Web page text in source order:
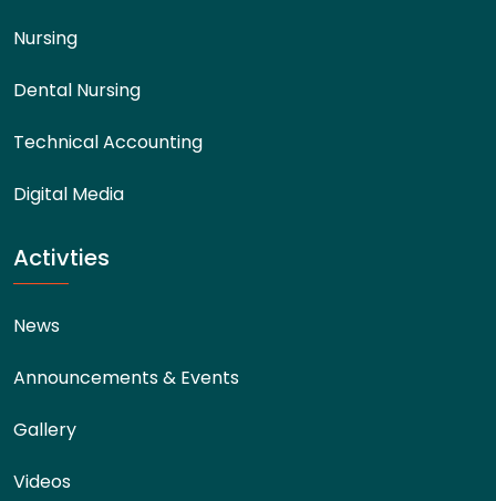
Nursing
Dental Nursing
Technical Accounting
Digital Media
Activties
News
Announcements & Events
Gallery
Videos